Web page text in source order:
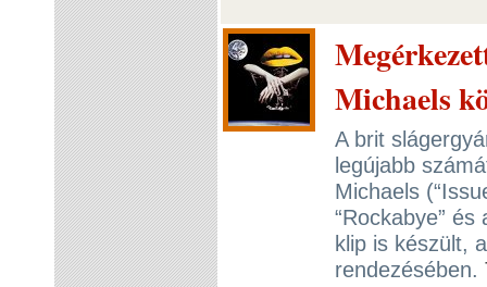
Michaels
A brit
legújabb
Michaels
“Rockabye”
klip is készült,
rendezésében.